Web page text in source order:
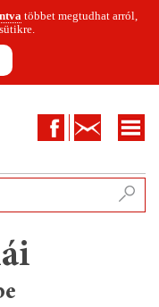
többet megtudhat arról,
FacebookKapcsolat
WINESOFA